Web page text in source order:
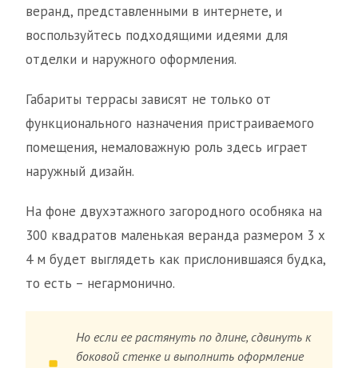
веранд, представленными в интернете, и
воспользуйтесь подходящими идеями для
отделки и наружного оформления.
Габариты террасы зависят не только от
функционального назначения пристраиваемого
помещения, немаловажную роль здесь играет
наружный дизайн.
На фоне двухэтажного загородного особняка на
300 квадратов маленькая веранда размером 3 х
4 м будет выглядеть как прислонившаяся будка,
то есть – негармонично.
Но если ее растянуть по длине, сдвинуть к
боковой стенке и выполнить оформление